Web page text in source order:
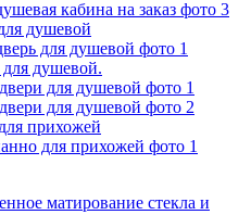
кабина на заказ фото 3
душевой
для душевой фото 1
душевой.
для душевой фото 1
для душевой фото 2
прихожей
для прихожей фото 1
матирование стекла и